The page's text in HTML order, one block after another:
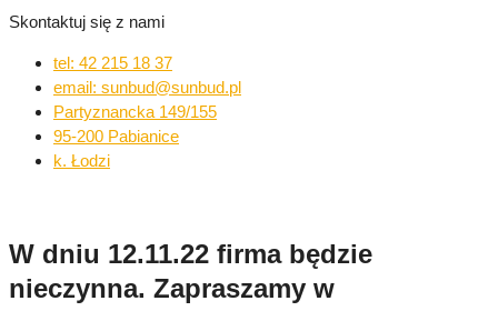
Skontaktuj się z nami
tel: 42 215 18 37
email: sunbud@sunbud.pl
Partyznancka 149/155
95-200 Pabianice
k. Łodzi
W dniu 12.11.22 firma będzie
nieczynna. Zapraszamy w